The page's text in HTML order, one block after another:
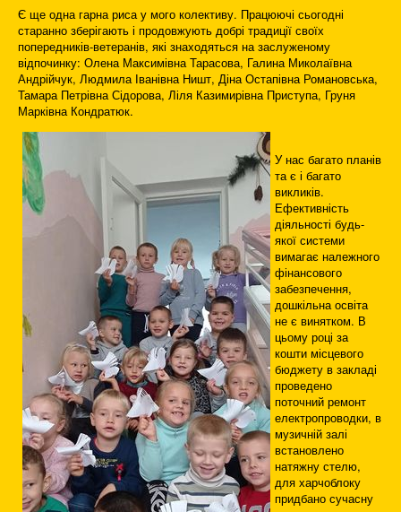
Є ще одна гарна риса у мого колективу. Працюючі сьогодні
старанно зберігають і продовжують добрі традиції своїх
попередників-ветеранів, які знаходяться на заслуженому
відпочинку: Олена Максимівна Тарасова, Галина Миколаївна
Андрійчук, Людмила Іванівна Ништ, Діна Остапівна Романовська,
Тамара Петрівна Сідорова, Ліля Казимирівна Приступа, Груня
Марківна Кондратюк.
У нас багато планів
та є і багато
викликів.
Ефективність
діяльності будь-
якої системи
вимагає належного
фінансового
забезпечення,
дошкільна освіта
не є винятком. В
цьому році за
кошти місцевого
бюджету в закладі
проведено
поточний ремонт
електропроводки, в
музичній залі
встановлено
натяжну стелю,
для харчоблоку
придбано сучасну